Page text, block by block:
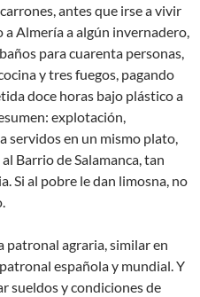
antes que irse a vivir
a Almería a algún invernadero,
para cuarenta personas,
y tres fuegos, pagando
doce horas bajo plástico a
explotación,
servidos en un mismo plato,
Barrio de Salamanca, tan
Si al pobre le dan limosna, no
patronal agraria, similar en
española y mundial. Y
sueldos y condiciones de